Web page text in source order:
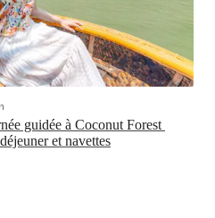
guidée à Coconut Forest
et navettes